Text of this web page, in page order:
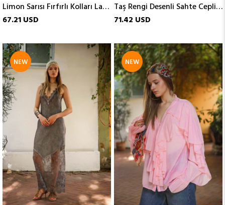
Limon Sarısı Fırfırlı Kolları Lastikli Gömlek
67.21 USD
Taş Rengi Desenli Sahte Cepli Keten Ceket
71.42 USD
NEW
ITEM
NEW
ITEM